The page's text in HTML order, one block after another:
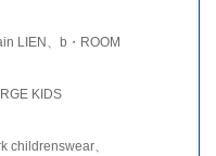
LIEN、b・ROOM
KIDS
childrenswear、